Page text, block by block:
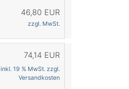
46,80 EUR
zzgl. MwSt.
74,14 EUR
inkl. 19 % MwSt. zzgl.
Versandkosten